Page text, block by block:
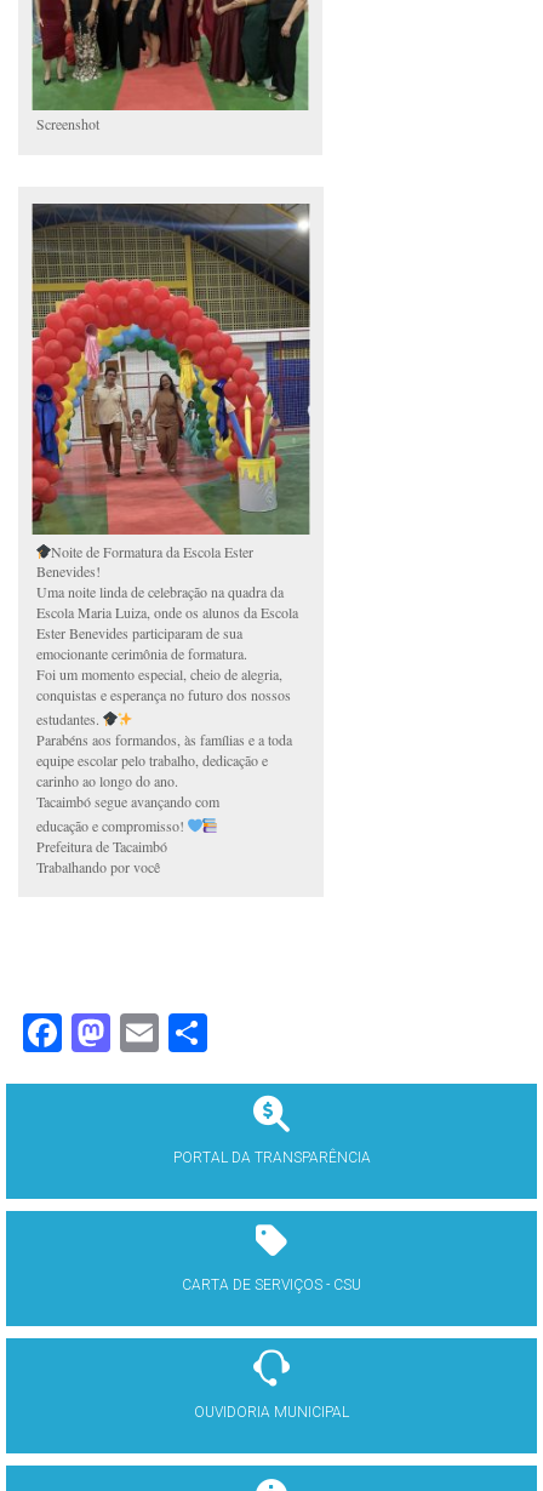
Screenshot
Noite de Formatura da Escola Ester
Benevides!
Uma noite linda de celebração na quadra da
Escola Maria Luiza, onde os alunos da Escola
Ester Benevides participaram de sua
emocionante cerimônia de formatura.
Foi um momento especial, cheio de alegria,
conquistas e esperança no futuro dos nossos
estudantes.
Parabéns aos formandos, às famílias e a toda
equipe escolar pelo trabalho, dedicação e
carinho ao longo do ano.
Tacaimbó segue avançando com
educação e compromisso!
Prefeitura de Tacaimbó
Trabalhando por você
Facebook
Mastodon
Email
PORTAL DA TRANSPARÊNCIA
CARTA DE SERVIÇOS - CSU
OUVIDORIA MUNICIPAL